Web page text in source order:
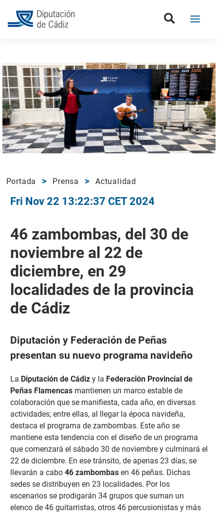
Portada Prensa Actualidad
Fri Nov 22 13:22:37 CET 2024
46 zambombas, del 30 de
noviembre al 22 de
diciembre, en 29
localidades de la provincia
de Cádiz
Diputación y Federación de Peñas
presentan su nuevo programa navideño
La Diputación de Cádizy la Federación Provincial de
Peñas Flamencasmantienen un marco estable de
colaboración que se manifiesta, cada año, en diversas
actividades; entre ellas, al llegar la época navideña,
destaca el programa de zambombas. Este año se
mantiene esta tendencia con el diseño de un programa
que comenzará el sábado 30 de noviembre y culminará el
22 de diciembre. En ese tránsito, de apenas 23 días, se
llevarán a cabo 46 zambombasen 46 peñas. Dichas
sedes se distribuyen en 23 localidades. Por los
escenarios se prodigarán 34 grupos que suman un
elenco de 46 guitarristas, otros 46 percusionistas y más